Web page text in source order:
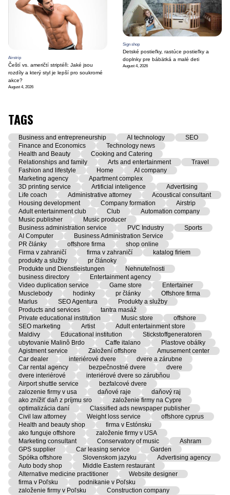
Airstrip
Čeští vs. američtí striptéři: Jaké jsou
rozdíly a který styl je lepší pro soukromé
akce?
August 4, 2026
Sign shop
Detské postieľky, rastúce postieľky a
doplnky pre bábätká a malé deti
August 4, 2026
TAGS
Business and entrepreneurship AI technology
SEO
Finance and Economics
Technology news
Health and Beauty
Cooking and Catering
Relationships and family
Arts and entertainment
Travel
Fashion and lifestyle
Home
AI company
Marketing agency
Apartment complex
3D printing service
Artificial inteligence
Advertising
Life coach
Administrative attorney
Acoustical consultant
Housing development
Company formation
Airstrip
Adult entertainment club
Club
Automation company
Music publisher
Music producer
Business administration service
PVC Industry
Sports
AI Computer
Business Administration Service
PR články
offshore firma
shop online
Firma v zahraničí
firma v zahraničí
katalog firiem
produkty a služby
pr článoky
Produkte und Dienstleistungen
Nehnuteľnosti
business directory
Entertainment agency
Video duplication service
Game store
Entertainer
Musclebody
hodinky pr články
Offshore firma
Marlus
SEO Agentura
Produkty a služby
Products and services
tantra masáž
Private educational institution
Music store
offshore
SEO marketing
Artist
Adult entertainment store
Maldivy
Educational institution
Stickstoffgeneratoren
ubytovanie Malinô Brdo
Caffe italano
Plastove obálky
Agistment service
Založení offshore
Amusement center
Car dealer
interiérové dvere
dvere a zárubne
Car rental agency
bezpečnostné dvere
dvere
dvere interiérové
interiérové dvere so zárubňou
Airport shuttle service
bezfalcové dvere
zalozenie firmy v usa
daňové raje
daňový raj
ako znížiť daň z príjmu sro
založenie firmy na Cypre
optimalizácia daní
Classified ads newspaper publisher
Civil law attorney
Weight loss service
offshore cyprus
Health and beauty shop
firma v Estónsku
ako funguje offshore
založenie firmy v USA
Marketing consultant
Conservatory of music
Ashram
GPS supplier
Car leasing service
Garden
Spółka offshore
Slovenskom jazyku
Advertising agency
Auto body shop
Middle Eastern restaurant
Alternative medicine practitioner
Website designer
firma v Poľsku
podnikanie v Poľsku
založenie firmy v Poľsku
Construction company